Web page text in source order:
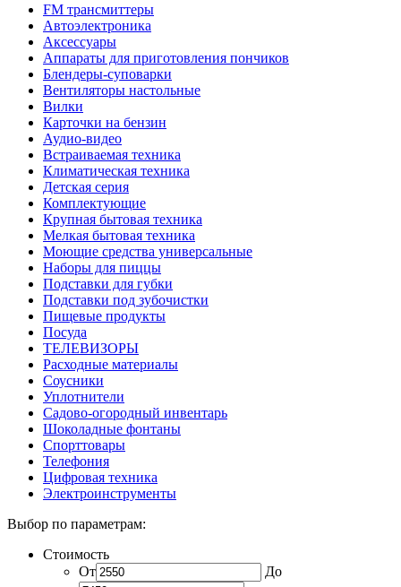
FM трансмиттеры
Автоэлектроника
Аксессуары
Аппараты для приготовления пончиков
Блендеры-суповарки
Вентиляторы настольные
Вилки
Карточки на бензин
Аудио-видео
Встраиваемая техника
Климатическая техника
Детская серия
Комплектующие
Крупная бытовая техника
Мелкая бытовая техника
Моющие средства универсальные
Наборы для пиццы
Подставки для губки
Подставки под зубочистки
Пищевые продукты
Посуда
ТЕЛЕВИЗОРЫ
Расходные материалы
Соусники
Уплотнители
Садово-огородный инвентарь
Шоколадные фонтаны
Спорттовары
Телефония
Цифровая техника
Электроинструменты
Выбор по параметрам:
Стоимость
От
До